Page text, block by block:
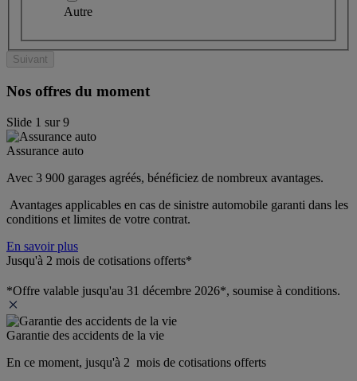
Autre
Suivant
Nos offres du moment
Slide 1 sur9
Assurance auto
Avec 3 900 garages agréés, bénéficiez de nombreux avantages.
Avantages applicables en cas de sinistre automobile garanti dans les
conditions et limites de votre contrat.
En savoir plus
Jusqu'à 2 mois de cotisations offerts*
*Offre valable jusqu'au 31 décembre 2026*, soumise à conditions.
Garantie des accidents de la vie
En ce moment, jusqu'à 2  mois de cotisations offerts